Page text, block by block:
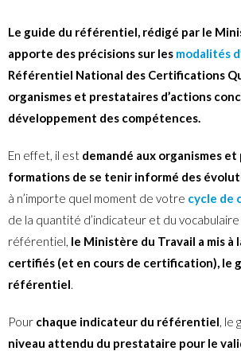
Le guide du référentiel, rédigé par le
apporte des précisions sur les modalités
Référentiel National des Certifications
organismes et prestataires d’actions
développement des compétences.
En effet, il est demandé aux organismes
formations de se tenir informé des
à n’importe quel moment de votre cycle de
de la quantité d’indicateur et du
référentiel, le Ministère du Travail a mis à
certifiés (et en cours de certification), le
référentiel.
Pour chaque indicateur du référentiel, le
niveau attendu du prestataire pour le